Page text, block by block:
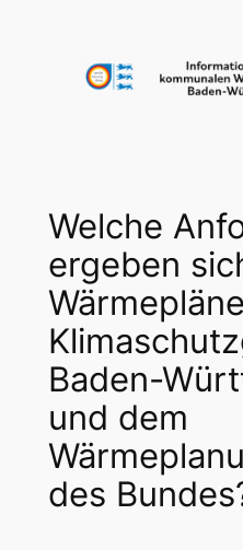
Welche
ergeben
Baden-
und dem
des